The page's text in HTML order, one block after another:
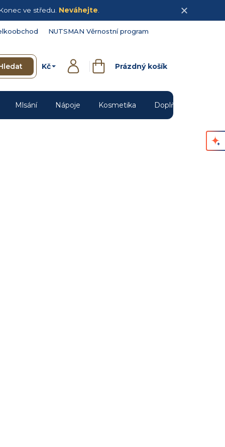
ve středu. Neváhejte
NUTSMAN Věrnostní program
Kč
PřihlášeníNákupní
Prázdný košík
Mlsání Nápoje Kosmetika Doplňky